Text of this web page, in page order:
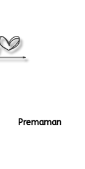
Premaman